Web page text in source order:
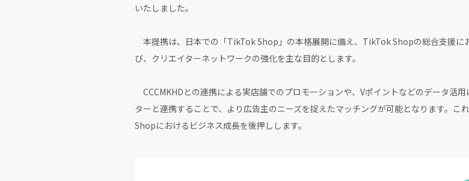
いたしました。
本提携は、日本での「TikTok Shop」の本格展開に備え、TikTok Shopの総合支援に
び、クリエイターネットワークの強化を主な目的とします。
CCCMKHDとの連携による実店舗でのプロモーションや、Vポイントなどのデータ活
ターと連携することで、より広告主のニーズを捉えたマッチングが可能となります。
Shopにおけるビジネス成長を後押しします。